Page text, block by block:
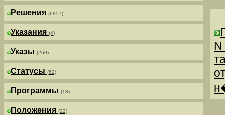
Решения (6857)
Указания (4)
Указы (269)
Статусы (62)
Программы (18)
Положения (22)